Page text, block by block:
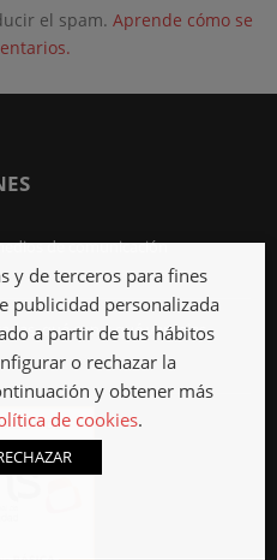
el spam.Aprende cómo se
de comunicación
qué son y qué ventajas
y de terceros para fines
publicidad personalizada
a partir de tus hábitos
o rechazar la
y obtener más
de cookies.